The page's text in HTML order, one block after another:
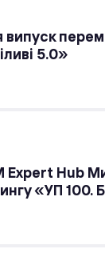
випуск
5.0»
Expert Hub
«УП 100.